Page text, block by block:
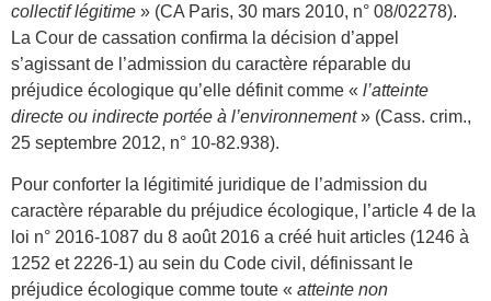
collectif légitime » (CA Paris, 30 mars 2010, n° 08/02278).
La Cour de cassation confirma la décision d’appel
s’agissant de l’admission du caractère réparable du
préjudice écologique qu’elle définit comme « l’atteinte
directe ou indirecte portée à l’environnement» (Cass. crim.,
25 septembre 2012, n° 10-82.938).
Pour conforter la légitimité juridique de l’admission du
caractère réparable du préjudice écologique, l’article 4 de la
loi n° 2016-1087 du 8 août 2016 a créé huit articles (1246 à
1252 et 2226-1) au sein du Code civil, définissant le
préjudice écologique comme toute « atteinte non